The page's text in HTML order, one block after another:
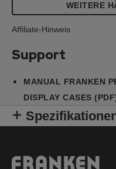
WEITERE
Affiliate-Hinweis
Support
MANUAL FRANKEN
DISPLAY CASES